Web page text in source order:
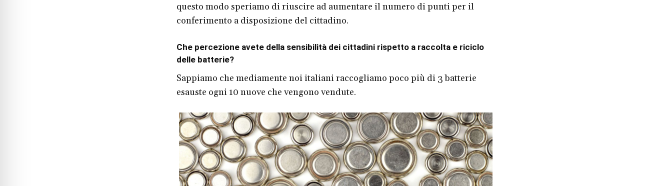
questo modo speriamo di riuscire ad aumentare il numero di punti per il
conferimento a disposizione del cittadino.
Che percezione avete della sensibilità dei cittadini rispetto a raccolta e riciclo
delle batterie?
Sappiamo che mediamente noi italiani raccogliamo poco più di 3 batterie
esauste ogni 10 nuove che vengono vendute.